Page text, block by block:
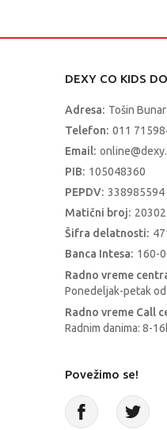
DEXY CO KIDS
Adresa: Tošin
Telefon: 011
Email:
PIB: 105048360
PEPDV: 338985594
Matični broj:
Šifra delatnosti:
Banca Intesa: 160-
Radno vreme
Ponedeljak-petak od
Radno vreme Call
Radnim danima: 8-
Povežimo se!